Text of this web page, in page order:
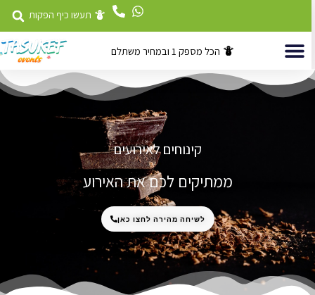
תעשו כיף הפקות
הכל מספק 1 ובמחיר משתלם
קינוחים לאירועים
ממתיקים לכם את האירוע
לשיחה מהירה לחצו כאן